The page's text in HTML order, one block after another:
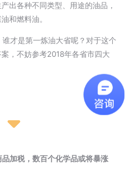
出各种不同类型、用途的油品，
和燃料油。
才是第一炼油大省呢？对于这个
，不妨参考2018年各省市四大
加税，数百个化学品或将暴涨